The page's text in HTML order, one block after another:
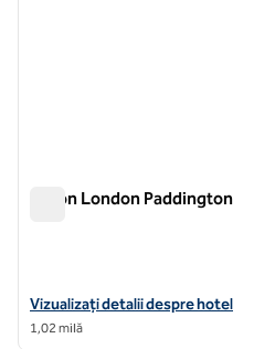
Hilton London Paddington
Vizualizați detaliile hotelului Hilton
Vizualizați detalii despre hotel
1,02 milă